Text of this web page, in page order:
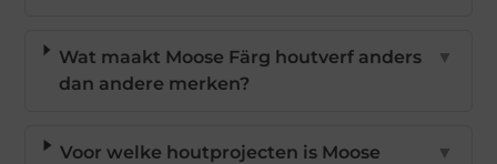
Wat maakt Moose Färg houtverf anders
dan andere merken?
▼
Voor welke houtprojecten is Moose
▼